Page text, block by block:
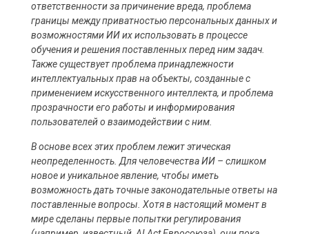
ответственности за причинение вреда, проблема
границы между приватностью персональных данных и
возможностями ИИ их использовать в процессе
обучения и решения поставленных перед ним задач.
Также существует проблема принадлежности
интеллектуальных прав на объекты, созданные с
применением искусственного интеллекта, и проблема
прозрачности его работы и информирования
пользователей о взаимодействии с ним.
В основе всех этих проблем лежит этическая
неопределенность. Для человечества ИИ – слишком
новое и уникальное явление, чтобы иметь
возможность дать точные законодательные ответы на
поставленные вопросы. Хотя в настоящий момент в
мире сделаны первые попытки регулирования